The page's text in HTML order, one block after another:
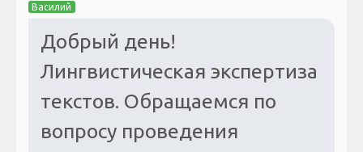
Василий
Добрый день!
Лингвистическая экспертиза
текстов. Обращаемся по
вопросу проведения